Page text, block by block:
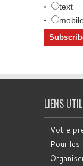
text
LIENS
Votre
Pour